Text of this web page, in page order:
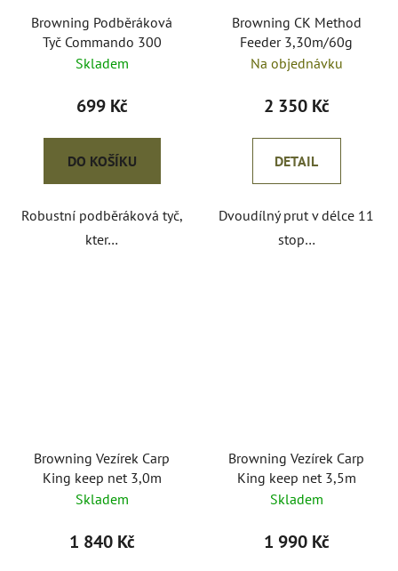
Browning Podběráková
Tyč Commando 300
Skladem
699 Kč
DO KOŠÍKU
Robustní podběráková tyč,
kter…
Browning CK Method
Feeder 3,30m/60g
Na objednávku
2 350 Kč
DETAIL
Dvoudílný prut v délce 11
stop…
Browning Vezírek Carp
King keep net 3,0m
Skladem
1 840 Kč
Browning Vezírek Carp
King keep net 3,5m
Skladem
1 990 Kč